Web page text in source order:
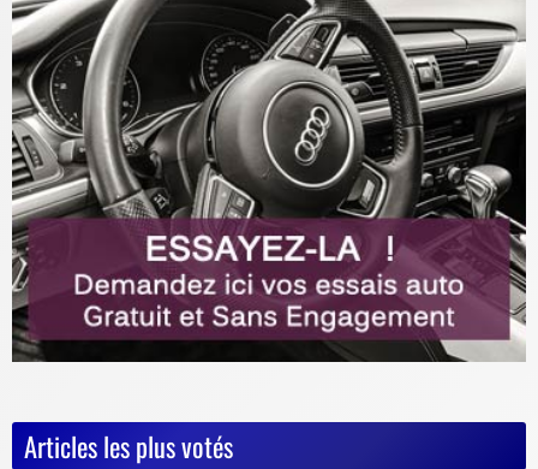
Articles les plus votés